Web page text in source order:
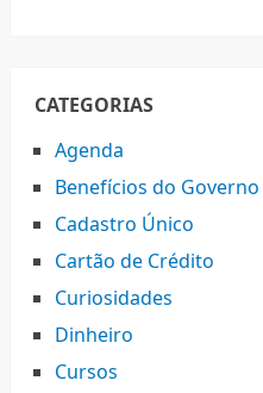
CATEGORIAS
Agenda
Benefícios do Governo
Cadastro Único
Cartão de Crédito
Curiosidades
Dinheiro
Cursos